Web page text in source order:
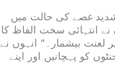
شدید غصے کی حالت میں
نے انتہائی سخت الفاظ کا
لعنت بیشمار۔” انہوں نے
کو پہچانیں اور اپنے